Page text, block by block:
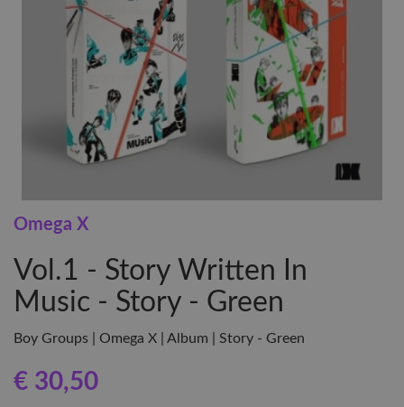
Omega X
Vol.1 - Story Written In
Music - Story - Green
Boy Groups | Omega X | Album | Story - Green
€ 30,50